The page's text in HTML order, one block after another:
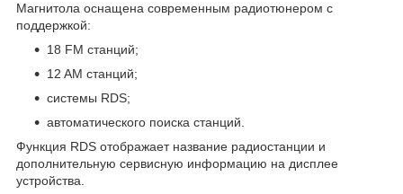
Магнитола оснащена современным радиотюнером с
поддержкой:
18 FM станций;
12 AM станций;
системы RDS;
автоматического поиска станций.
Функция RDS отображает название радиостанции и
дополнительную сервисную информацию на дисплее
устройства.